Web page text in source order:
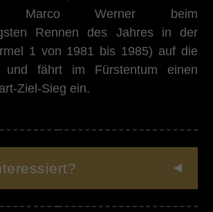
Marco Werner beim
Rennen des Jahres in der
1 von 1981 bis 1985) auf die
und fährt im Fürstentum einen
Ziel-Sieg ein.